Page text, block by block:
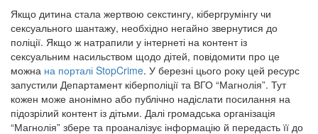
Якщо дитина стала жертвою секстингу, кібергрумінгу чи
сексуального шантажу, необхідно негайно звернутися до
поліції. Якщо ж натрапили у інтернеті на контент із
сексуальним насильством щодо дітей, повідомити про це
можна на порталі StopCrime. У березні цього року цей ресурс
запустили Департамент кіберполіції та ВГО “Магнолія”. Тут
кожен може анонімно або публічно надіслати посилання на
підозрілий контент із дітьми. Далі громадська організація
“Магнолія” збере та проаналізує інформацію й передасть її до